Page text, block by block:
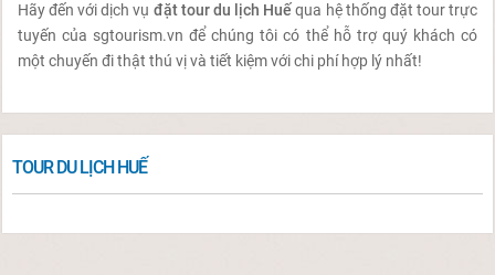
Hãy đến với dịch vụ đặt tour du lịch Huếqua hệ thống đặt tour trực
tuyến của sgtourism.vn để chúng tôi có thể hỗ trợ quý khách có
một chuyến đi thật thú vị và tiết kiệm với chi phí hợp lý nhất!
TOUR DU LỊCH HUẾ